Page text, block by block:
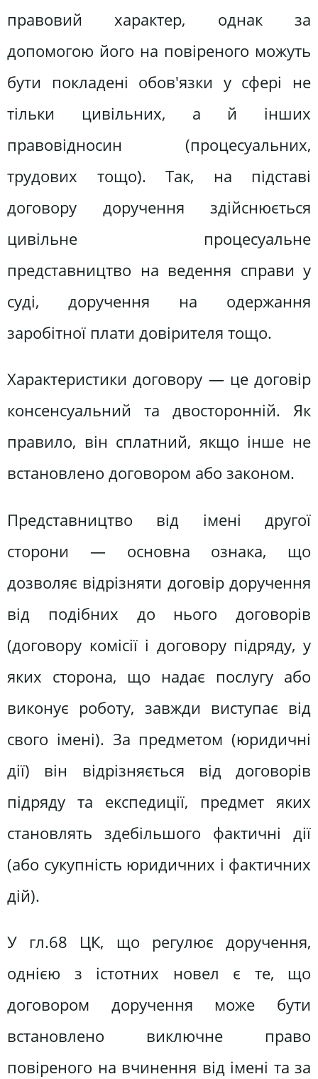
правовий характер, однак за
допомогою його на повіреного можуть
бути покладені обов'язки у сфері не
тільки цивільних, а й інших
правовідносин (процесуальних,
трудових тощо). Так, на підставі
договору доручення здійснюється
цивільне процесуальне
представництво на ведення справи у
суді, доручення на одержання
заробітної плати довірителя тощо.
Характеристики договору — це договір
консенсуальний та двосторонній. Як
правило, він сплатний, якщо інше не
встановлено договором або законом.
Представництво від імені другої
сторони — основна ознака, що
дозволяє відрізняти договір доручення
від подібних до нього договорів
(договору комісії і договору підряду, у
яких сторона, що надає послугу або
виконує роботу, завжди виступає від
свого імені). За предметом (юридичні
дії) він відрізняється від договорів
підряду та експедиції, предмет яких
становлять здебільшого фактичні дії
(або сукупність юридичних і фактичних
дій).
У гл.68 ЦК, що регулює доручення,
однією з істотних новел є те, що
договором доручення може бути
встановлено виключне право
повіреного на вчинення від імені та за